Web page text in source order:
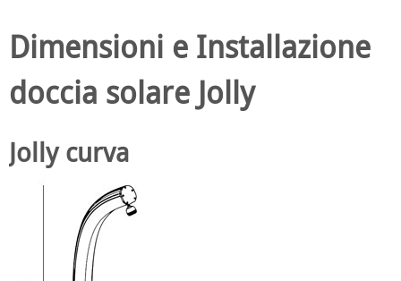
Dimensioni e Installazione
doccia solare Jolly
Jolly curva